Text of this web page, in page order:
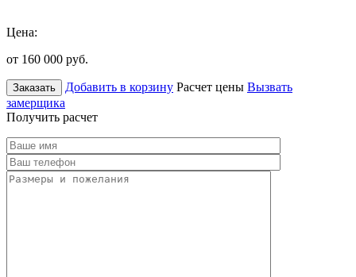
Цена:
от 160 000 руб.
Заказать Добавить в корзину Расчет цены Вызвать
замерщика
Получить расчет